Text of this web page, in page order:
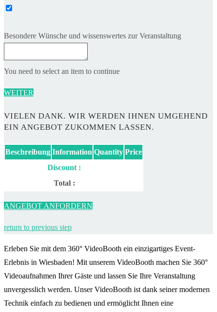
Besondere Wünsche und wissenswertes zur Veranstaltung
You need to select an item to continue
WEITER
VIELEN DANK. WIR WERDEN IHNEN UMGEHEND
EIN ANGEBOT ZUKOMMEN LASSEN.
Beschreibung Information Quantity Price
Discount :
Total :
ANGEBOT ANFORDERN
return to previous step
Erleben Sie mit dem 360° VideoBooth ein einzigartiges Event-
Erlebnis in Wiesbaden! Mit unserem VideoBooth machen Sie 360°
Videoaufnahmen Ihrer Gäste und lassen Sie Ihre Veranstaltung
unvergesslich werden. Unser VideoBooth ist dank seiner modernen
Technik einfach zu bedienen und ermöglicht Ihnen eine